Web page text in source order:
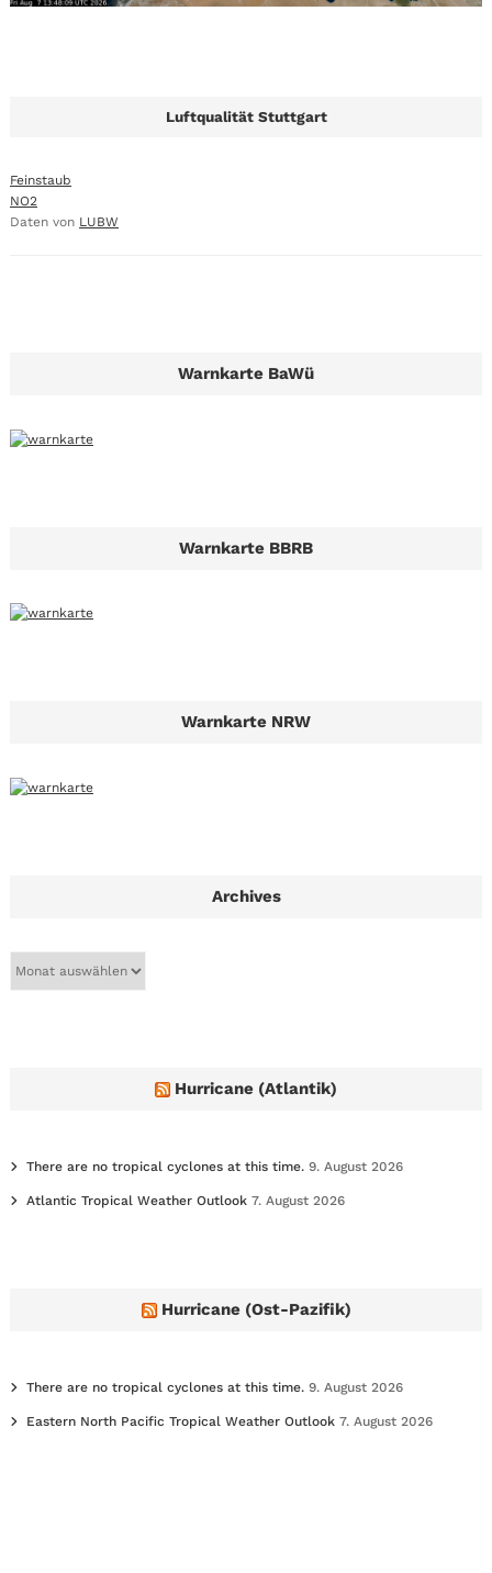
Luftqualität Stuttgart
Feinstaub
NO2
Daten von LUBW
Warnkarte BaWü
Warnkarte BBRB
Warnkarte NRW
Archives
Hurricane (Atlantik)
There are no tropical cyclones at this time. 9. August 2026
Atlantic Tropical Weather Outlook 7. August 2026
Hurricane (Ost-Pazifik)
There are no tropical cyclones at this time. 9. August 2026
Eastern North Pacific Tropical Weather Outlook 7. August 2026